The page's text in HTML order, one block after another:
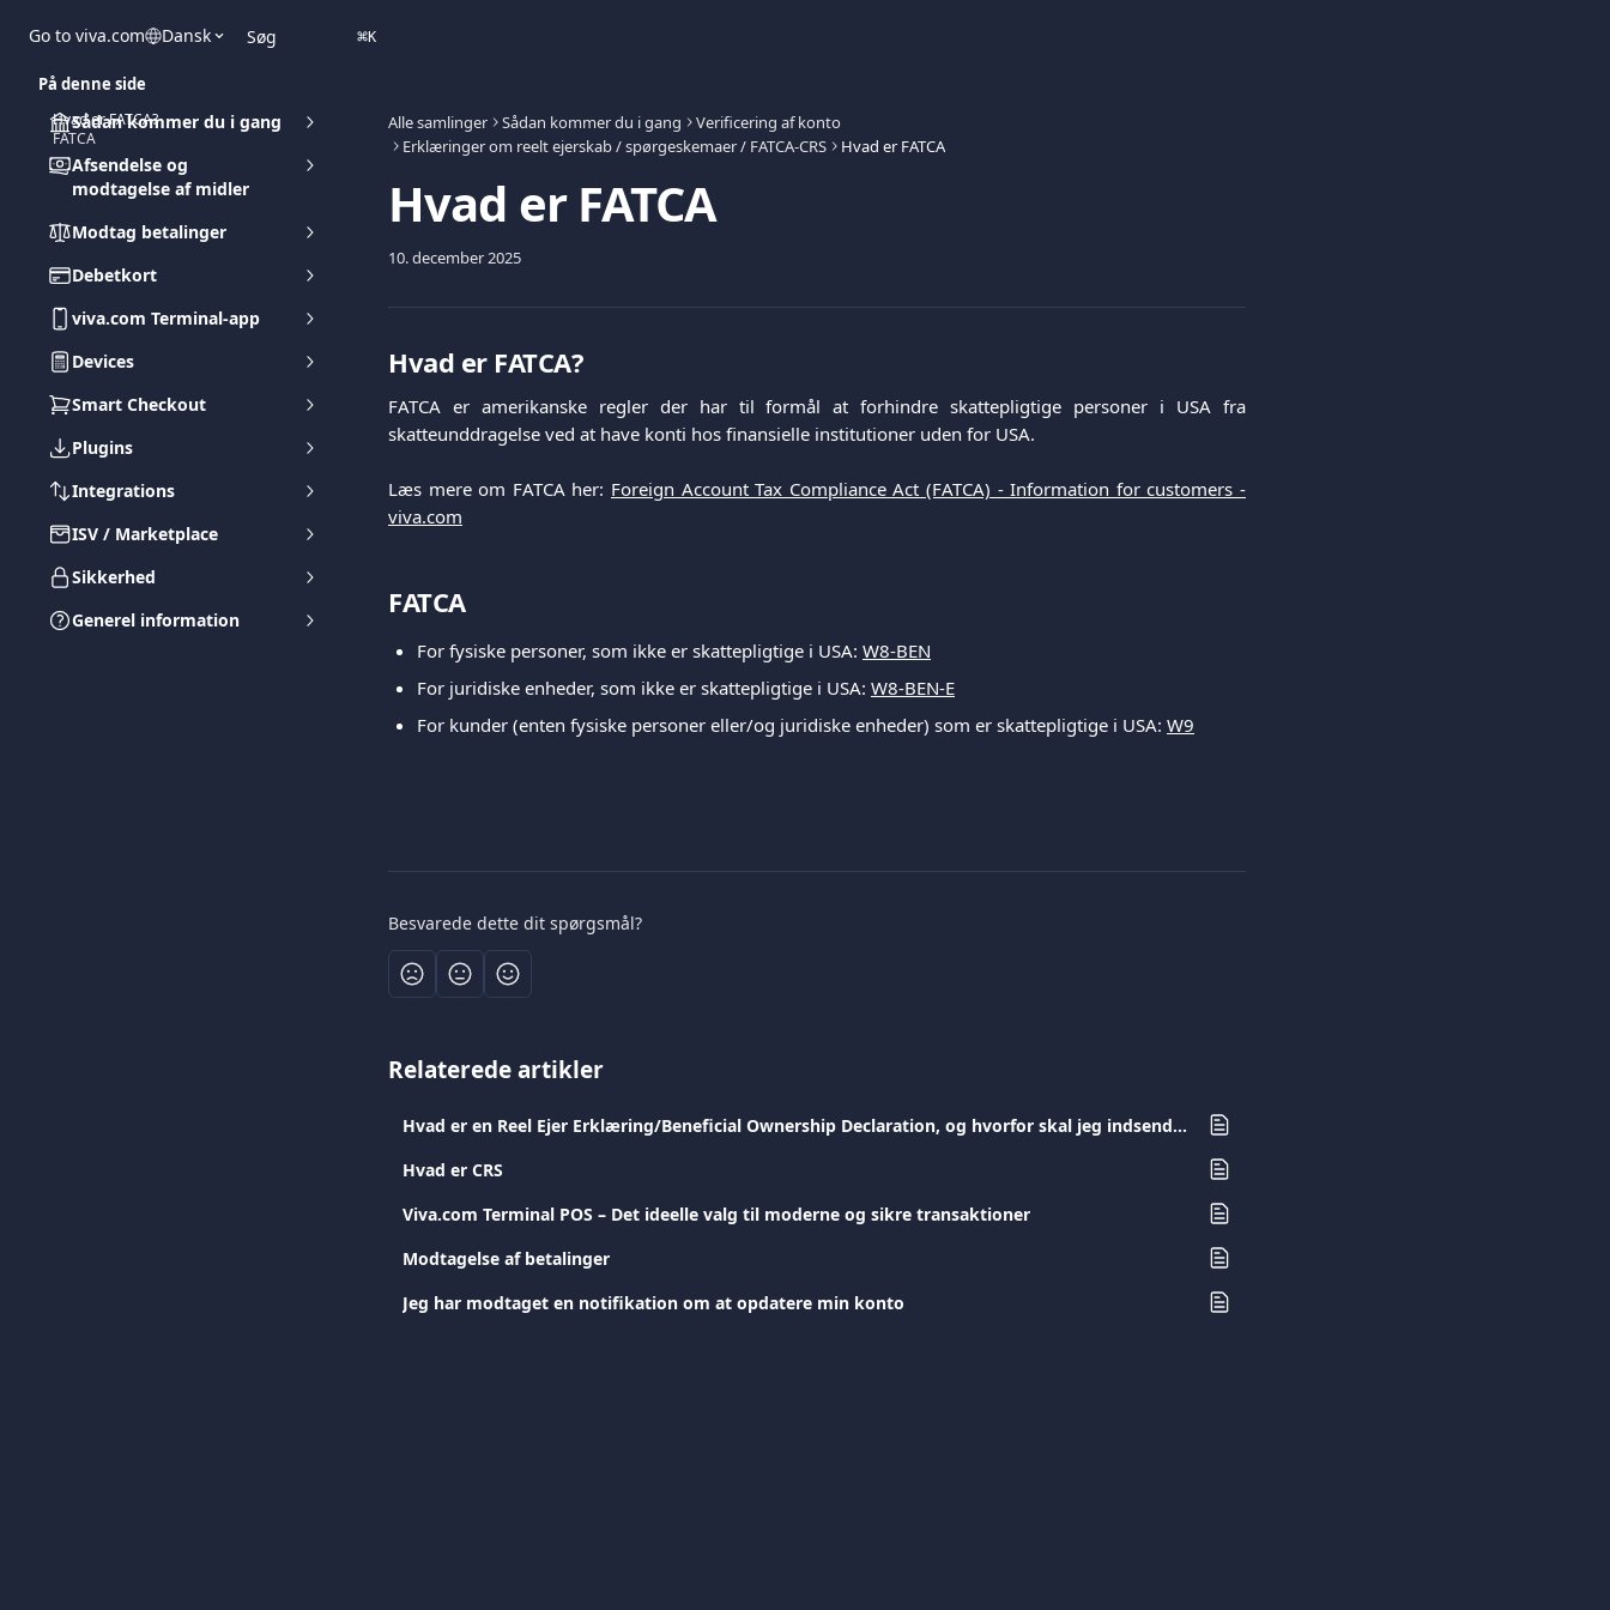
Go to viva.com Dansk Søg ⌘K
Sådan kommer du i gang
Afsendelse og
modtagelse af midler
Modtag betalinger
Debetkort
viva.com Terminal-app
Devices
Smart Checkout
Plugins
Integrations
ISV / Marketplace
Sikkerhed
Generel information
Alle samlinger Sådan kommer du i gang
Verificering af konto
Erklæringer om reelt ejerskab / spørgeskemaer / FATCA-CRS
Hvad er FATCA
Hvad er FATCA
10. december 2025
Hvad er FATCA?
FATCA er amerikanske regler der har til formål at forhindre skattepligtige personer i USA fra
skatteunddragelse ved at have konti hos finansielle institutioner uden for USA.
Læs mere om FATCA her: Foreign Account Tax Compliance Act (FATCA) - Information for customers -
viva.com
FATCA
For fysiske personer, som ikke er skattepligtige i USA: W8-BEN
For juridiske enheder, som ikke er skattepligtige i USA: W8-BEN-E
For kunder (enten fysiske personer eller/og juridiske enheder) som er skattepligtige i USA: W9
Besvarede dette dit spørgsmål?
Relaterede artikler
Hvad er en Reel Ejer Erklæring/Beneficial Ownership Declaration, og hvorfor skal jeg indsende den i Danmark?
Hvad er CRS
Viva.com Terminal POS – Det ideelle valg til moderne og sikre transaktioner
Modtagelse af betalinger
Jeg har modtaget en notifikation om at opdatere min konto
På denne side
Hvad er FATCA?
FATCA